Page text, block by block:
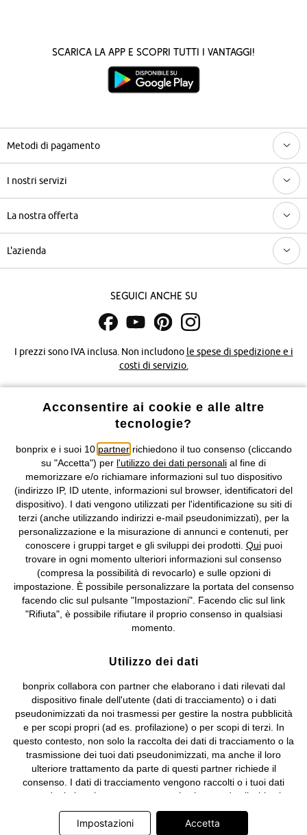
Scarica la App e scopri tutti i vantaggi!
Metodi di pagamento
I nostri servizi
La nostra offerta
L'azienda
Seguici anche su
I prezzi sono IVA inclusa. Non includono le spese di spedizione e i
costi di servizio.
Informativa privacy e cookie Gestione dei cookie
Informazioni legali Diritto di recesso
© 2026 bonprix.Tutti i diritti riservati.
bonprix S.r.l. con socio unico, sede legale: via Adua 33 - 13855
Valdengo (BI) C.F. 01510910027 - P.I. 01939830020, Reg. Imprese di
Biella n. 01510910027, R.E.A. BI - 171345, N. Reg. Pile:
IT09060P00000858, N. Reg. AEE: IT08020000002105 Capitale
Sociale: euro 1.000.000 i.v, Società soggetta all'attività di direzione
e coordinamento di bonprix Beteiligungs -Verwaltungsgesellschaft
mbH.
Acconsentire ai cookie e alle altre
tecnologie?
bonprix e i suoi 10 partnerrichiedono il tuo consenso (cliccando
su "Accetta") per l'utilizzo dei dati personali al fine di
memorizzare e/o richiamare informazioni sul tuo dispositivo
(indirizzo IP, ID utente, informazioni sul browser, identificatori del
dispositivo). I dati vengono utilizzati per l'identificazione su siti di
terzi (anche utilizzando indirizzi e-mail pseudonimizzati), per la
personalizzazione e la misurazione di annunci e contenuti, per
conoscere i gruppi target e gli sviluppi dei prodotti. Quipuoi
trovare in ogni momento ulteriori informazioni sul consenso
(compresa la possibilità di revocarlo) e sulle opzioni di
impostazione. È possibile personalizzare la portata del consenso
facendo clic sul pulsante "Impostazioni". Facendo clic sul link
"Rifiuta", è possibile rifiutare il proprio consenso in qualsiasi
momento.
Utilizzo dei dati
bonprix collabora con partner che elaborano i dati rilevati dal
dispositivo finale dell'utente (dati di tracciamento) o i dati
pseudonimizzati da noi trasmessi per gestire la nostra pubblicità
e per scopi propri (ad es. profilazione) o per scopi di terzi. In
questo contesto, non solo la raccolta dei dati di tracciamento o la
trasmissione dei tuoi dati pseudonimizzati, ma anche il loro
ulteriore trattamento da parte di questi partner richiede il
consenso. I dati di tracciamento vengono raccolti o i tuoi dati
pseudonimizzati vengono trasmessi solo quando clicchi sul
pulsante "Accetta" nel banner di www.bonprix.it. I partner sono le
seguenti società: Adjust GmbH, Criteo SA, Google Ireland
Impostazioni Accetta